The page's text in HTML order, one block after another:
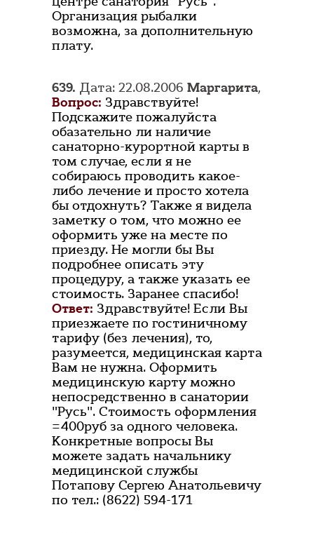
Организация рыбалки
возможна, за дополнительную
плату.
639. Дата: 22.08.2006 Маргарита,
Вопрос: Здравствуйте!
Подскажите пожалуйста
обазательно ли наличие
санаторно-курортной карты в
том случае, если я не
собираюсь проводить какое-
либо лечение и просто хотела
бы отдохнуть? Также я видела
заметку о том, что можно ее
оформить уже на месте по
приезду. Не могли бы Вы
подробнее описать эту
процедуру, а также указать ее
стоимость. Заранее спасибо!
Ответ: Здравствуйте! Если Вы
приезжаете по гостиничному
тарифу (без лечения), то,
разумеется, медицинская карта
Вам не нужна. Оформить
медицинскую карту можно
непосредственно в санатории
"Русь". Стоимость оформления
=400руб за одного человека.
Конкретные вопросы Вы
можете задать начальнику
медицинской службы
Потапову Сергею Анатольевичу
по тел.: (8622) 594-171